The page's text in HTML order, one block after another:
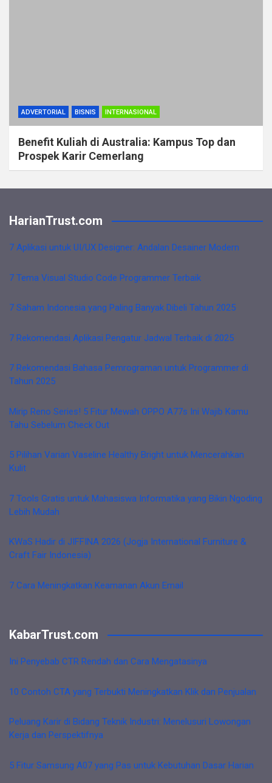
ADVERTORIAL BISNIS INTERNASIONAL
Benefit Kuliah di Australia: Kampus Top dan
Prospek Karir Cemerlang
HarianTrust.com
7 Aplikasi untuk UI/UX Designer: Andalan Desainer Modern
7 Tema Visual Studio Code Programmer Terbaik
7 Saham Indonesia yang Paling Banyak Dibeli Tahun 2025
7 Rekomendasi Aplikasi Pengatur Jadwal Terbaik di 2025
7 Rekomendasi Bahasa Pemrograman untuk Programmer di
Tahun 2025
Mirip Reno Series! 5 Fitur Mewah OPPO A77s Ini Wajib Kamu
Tahu Sebelum Check Out
5 Pilihan Varian Vaseline Healthy Bright untuk Mencerahkan
Kulit
7 Tools Gratis untuk Mahasiswa Informatika yang Bikin Ngoding
Lebih Mudah
KWaS Hadir di JIFFINA 2026 (Jogja International Furniture &
Craft Fair Indonesia)
7 Cara Meningkatkan Keamanan Akun Email
KabarTrust.com
Ini Penyebab CTR Rendah dan Cara Mengatasinya
10 Contoh CTA yang Terbukti Meningkatkan Klik dan Penjualan
Peluang Karir di Bidang Teknik Industri: Menelusuri Lowongan
Kerja dan Perspektifnya
5 Fitur Samsung A07 yang Pas untuk Kebutuhan Dasar Harian